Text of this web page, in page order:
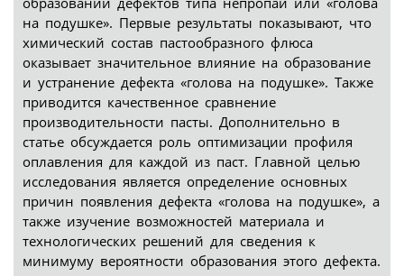
на подушке». Первые результаты показывают, что
химический состав пастообразного флюса
оказывает значительное влияние на образование
и устранение дефекта «голова на подушке». Также
приводится качественное сравнение
производительности пасты. Дополнительно в
статье обсуждается роль оптимизации профиля
оплавления для каждой из паст. Главной целью
исследования является определение основных
причин появления дефекта «голова на подушке», а
также изучение возможностей материала и
технологических решений для сведения к
минимуму вероятности образования этого дефекта.